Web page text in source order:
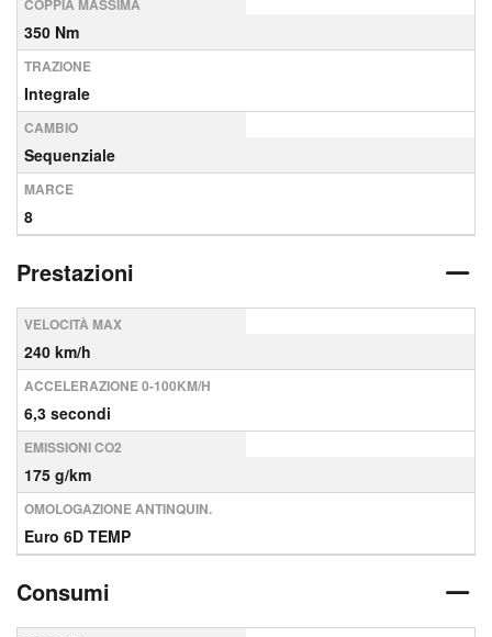
COPPIA MASSIMA
350 Nm
TRAZIONE
Integrale
CAMBIO
Sequenziale
MARCE
8
Prestazioni
VELOCITÀ MAX
240 km/h
ACCELERAZIONE 0-100KM/H
6,3 secondi
EMISSIONI CO2
175 g/km
OMOLOGAZIONE ANTINQUIN.
Euro 6D TEMP
Consumi